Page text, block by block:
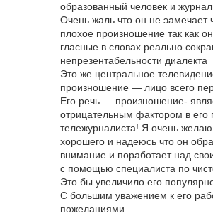
образованный человек и
Очень жаль что он не эамечает
плохое произношение так как
гласные в словах реально
непрезентабельности диалекта
Это же центральное
произношение — лицо всего
Его речь — произношение-
отрицательным фактором в его
тележурналиста! Я очень
хорошего и надеюсь что он
внимание и поработает над
с помощью специалиста по
Это бы увеличило его
С большим уважением к его
пожеланиями